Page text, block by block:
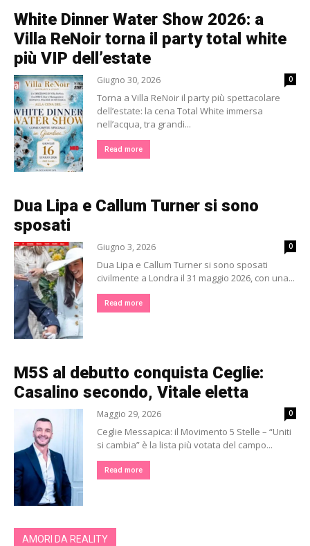
White Dinner Water Show 2026: a
Villa ReNoir torna il party total white
più VIP dell’estate
Giugno 30, 2026 0
Torna a Villa ReNoir il party più spettacolare
dell’estate: la cena Total White immersa
nell’acqua, tra grandi...
Read more
Dua Lipa e Callum Turner si sono
sposati
Giugno 3, 2026 0
Dua Lipa e Callum Turner si sono sposati
civilmente a Londra il 31 maggio 2026, con una...
Read more
M5S al debutto conquista Ceglie:
Casalino secondo, Vitale eletta
Maggio 29, 2026 0
Ceglie Messapica: il Movimento 5 Stelle – “Uniti
si cambia” è la lista più votata del campo...
Read more
AMORI DA REALITY